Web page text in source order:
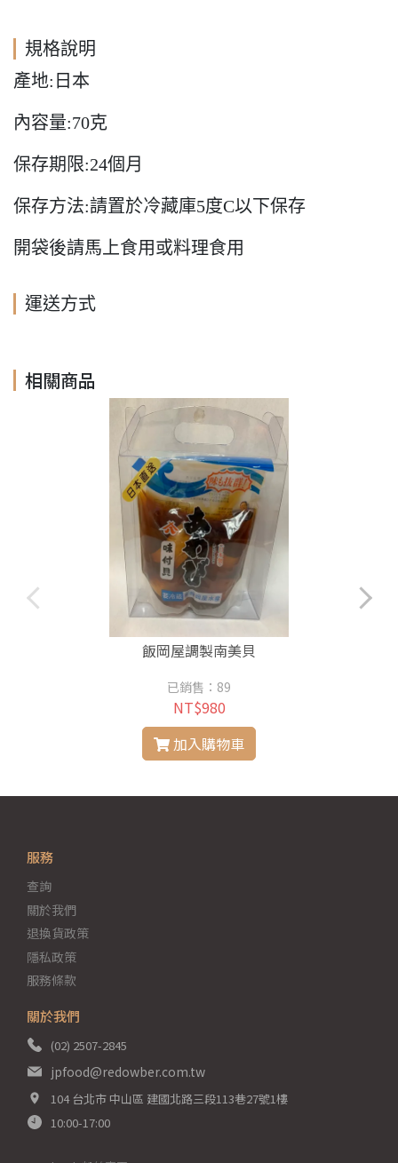
規格說明
產地:日本
內容量:70克
保存期限:24個月
保存方法:請置於冷藏庫5度C以下保存
開袋後請馬上食用或料理食用
運送方式
相關商品
飯岡屋調製南美貝
已銷售：89
NT$980
加入購物車
關於我們
(02) 2507-2845
jpfood@redowber.com.tw
104 台北市 中山區 建國北路三段113巷27號1樓
10:00-17:00
服務
查詢
關於我們
退換貨政策
隱私政策
服務條款